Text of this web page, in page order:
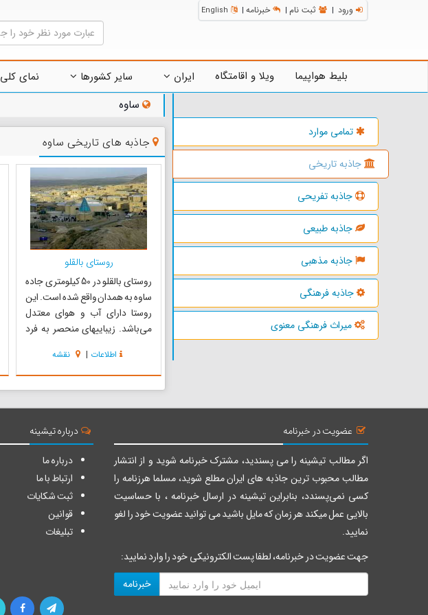
ورود | ثبت نام | خبرنامه |
English
بلیط هواپیما ویلا و اقامتگاه ایران سایر کشورها نمای کلی
تمامی موارد
جاذبه تاریخی
جاذبه تفریحی
جاذبه طبیعی
جاذبه مذهبی
جاذبه فرهنگی
میراث فرهنگی معنوی
ساوه
جاذبه های تاریخی ساوه
روستای بالقلو
روستای بالقلو در 50 کیلومتری جاده
ساوه به همدان واقع شده است. این
روستا دارای آب و هوای معتدل
می‌باشد. زیباییهای منحصر به فرد
باغات سرسبز و پر میوه، همچنین
جاذبه مذهبی روستا پتانسیل جذب
گردشگر را در این منطقه بالا برده
است. یکی از جاذبه‌های تاریخی ا...
اطلاعات | نقشه
عضویت در خبرنامه
اگر مطالب تیشینه را می پسندید، مشترک خبرنامه شوید و از انتشار
مطالب محبوب ترین جاذبه های ایران مطلع شوید، مسلما هرزنامه را
کسی نمی‌پسندد، بنابراین تیشینه در ارسال خبرنامه ، با حساسیت
بالایی عمل میکند هر زمان که مایل باشید می توانید عضویت خود را لغو
نمایید.
جهت عضویت در خبرنامه، لطفا پست الکترونیکی خود را وارد نمایید:
خبرنامه
درباره تیشینه
درباره ما
ارتباط با ما
ثبت شکایات
قوانین
تبلیغات